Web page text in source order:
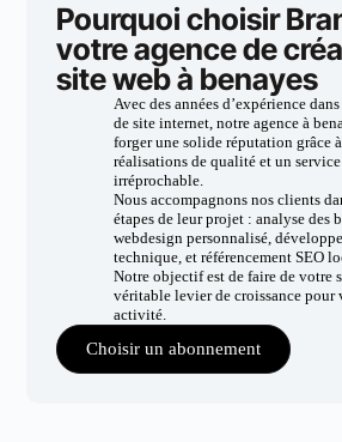
Pourquoi choisir
votre agence de
site web à benayes
Avec des années d’expérience
de site internet, notre agence à
forger une solide réputation grâce
réalisations de qualité et un
irréprochable.
Nous accompagnons nos clients
étapes de leur projet : analyse des
webdesign personnalisé,
technique, et référencement SEO
Notre objectif est de faire de votre
véritable levier de croissance pour
activité.
Choisir un abonnement